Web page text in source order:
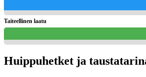
Taiteellinen laatu
Huippuhetket ja